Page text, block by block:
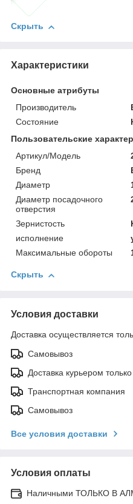
Скрыть
Характеристики
Основные атрибуты
Производитель
Состояние
Пользовательские
Артикул/Модель
Бренд
Диаметр
Диаметр посадочного
отверстия
Зернистость
исполнение
Максимальные обороты
Скрыть
Условия доставки
Доставка осуществляется
Самовывоз
Доставка курьером
Транспортная компания
Самовывоз
Все условия доставки
Условия оплаты
Наличными ТОЛЬКО В